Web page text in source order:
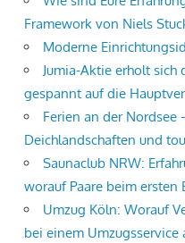
Framework von Niels
Moderne
Jumia-Aktie erholt
gespannt auf die
Ferien an der Nordsee
Deichlandschaften und
Saunaclub NRW:
worauf Paare beim ersten
Umzug Köln: Worauf
bei einem Umzugsservice